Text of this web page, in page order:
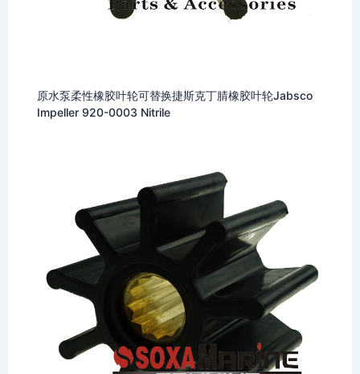
原水泵柔性橡胶叶轮可替换捷斯克丁腈橡胶叶轮Jabsco
Impeller 920-0003 Nitrile